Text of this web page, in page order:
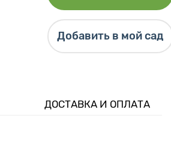
Добавить в мой сад
ДОСТАВКА И ОПЛАТА